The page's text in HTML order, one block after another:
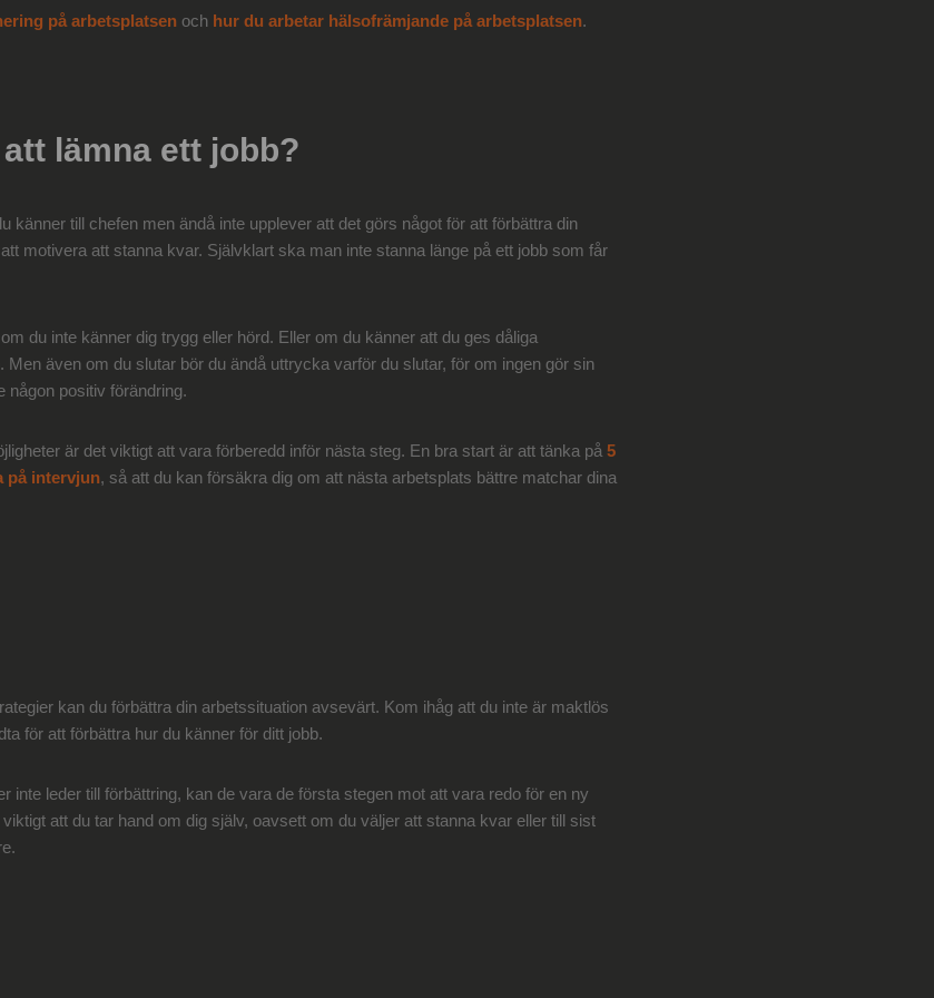
på arbetsplatsen och hur du arbetar hälsofrämjande på arbetsplatsen.
lämna ett jobb?
känner till chefen men ändå inte upplever att det görs något för att förbättra din
motivera att stanna kvar. Självklart ska man inte stanna länge på ett jobb som får
du inte känner dig trygg eller hörd. Eller om du känner att du ges dåliga
Men även om du slutar bör du ändå uttrycka varför du slutar, för om ingen gör sin
någon positiv förändring.
är det viktigt att vara förberedd inför nästa steg. En bra start är att tänka på 5
på intervjun, så att du kan försäkra dig om att nästa arbetsplats bättre matchar dina
kan du förbättra din arbetssituation avsevärt. Kom ihåg att du inte är maktlös
för att förbättra hur du känner för ditt jobb.
inte leder till förbättring, kan de vara de första stegen mot att vara redo för en ny
att du tar hand om dig själv, oavsett om du väljer att stanna kvar eller till sist